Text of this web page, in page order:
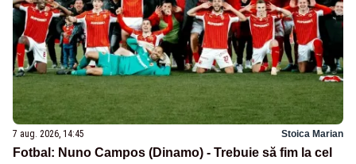
7 aug. 2026, 14:45 Stoica Marian
Fotbal: Nuno Campos (Dinamo) - Trebuie să fim la cel